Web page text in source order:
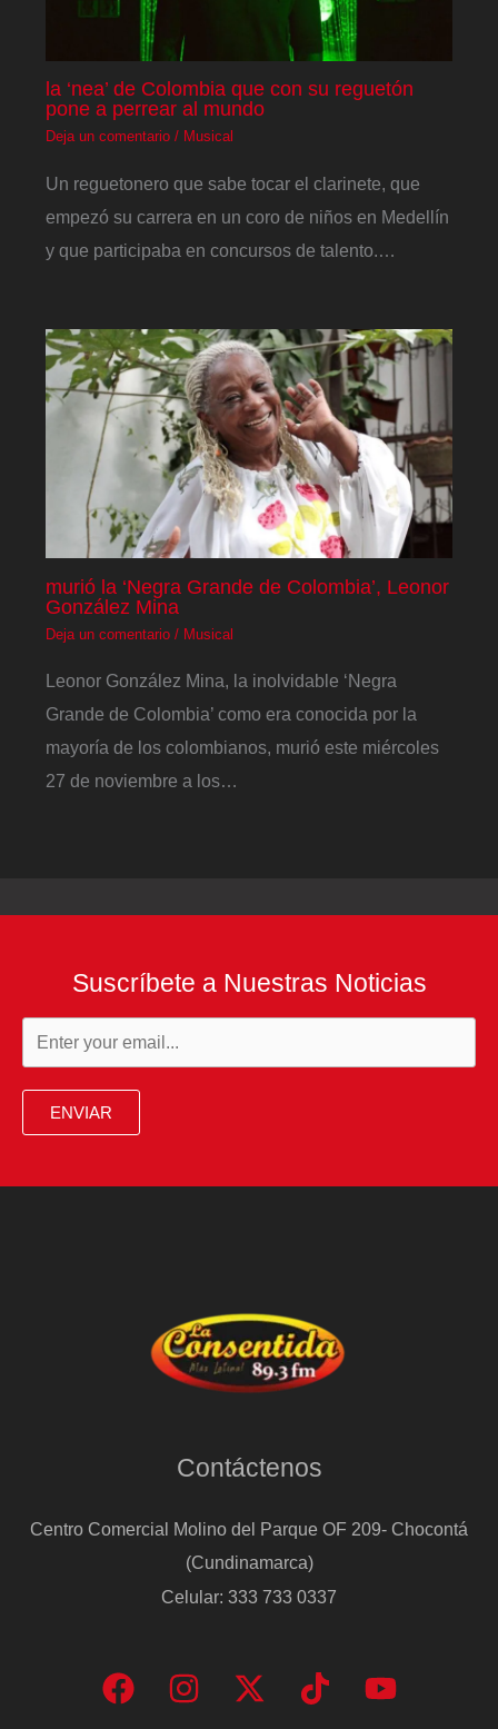
la ‘nea’ de Colombia que con su reguetón
pone a perrear al mundo
Deja un comentario / Musical
Un reguetonero que sabe tocar el clarinete, que
empezó su carrera en un coro de niños en Medellín
y que participaba en concursos de talento.…
murió la ‘Negra Grande de Colombia’, Leonor
González Mina
Deja un comentario / Musical
Leonor González Mina, la inolvidable ‘Negra
Grande de Colombia’ como era conocida por la
mayoría de los colombianos, murió este miércoles
27 de noviembre a los…
Suscríbete a Nuestras Noticias
ENVIAR
Contáctenos
Centro Comercial Molino del Parque OF 209- Chocontá
(Cundinamarca)
Celular: 333 733 0337